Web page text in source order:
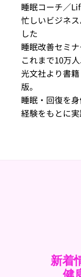
睡眠コーチ／
忙しいビジネ
した
睡眠改善セミナ
これまで10万
光文社より書
版。
睡眠・回復を
経験をもとに実
新着